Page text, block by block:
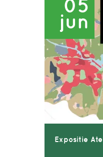
05
jun
Expositie